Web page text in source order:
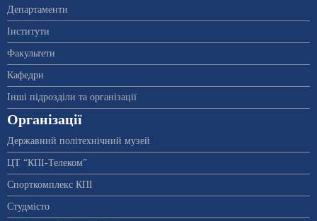
Департаменти
Інститути
Факультети
Кафедри
Інші підрозділи та організації
Організації
Державний політехнічний музей
ЦТ “КПІ-Телеком”
Спорткомплекс КПІ
Студмісто